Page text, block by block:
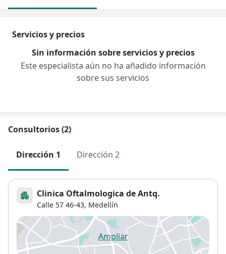
Servicios y precios
Sin información sobre servicios y precios
Este especialista aún no ha añadido información
sobre sus servicios
Consultorios (2)
Dirección 1 Dirección 2
Clinica Oftalmologica de Antq.
Calle 57 46-43, Medellín
Ampliarse abre en una nueva